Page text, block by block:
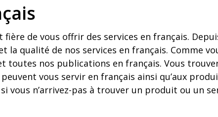
de vous offrir des services en français.
qualité de nos services en français. Comme
toutes nos publications en français. Vous
vous servir en français ainsi qu’aux
vous n’arrivez-pas à trouver un produit ou un